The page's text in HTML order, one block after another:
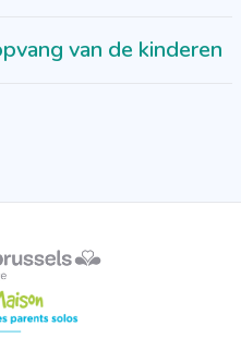
van de kinderen